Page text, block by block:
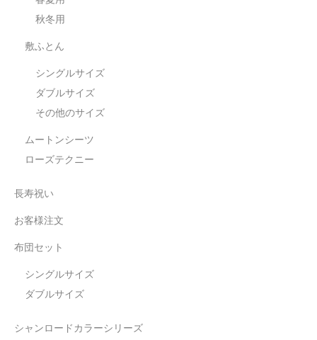
秋冬用
敷ふとん
シングルサイズ
ダブルサイズ
その他のサイズ
ムートンシーツ
ローズテクニー
長寿祝い
お客様注文
布団セット
シングルサイズ
ダブルサイズ
シャンロードカラーシリーズ